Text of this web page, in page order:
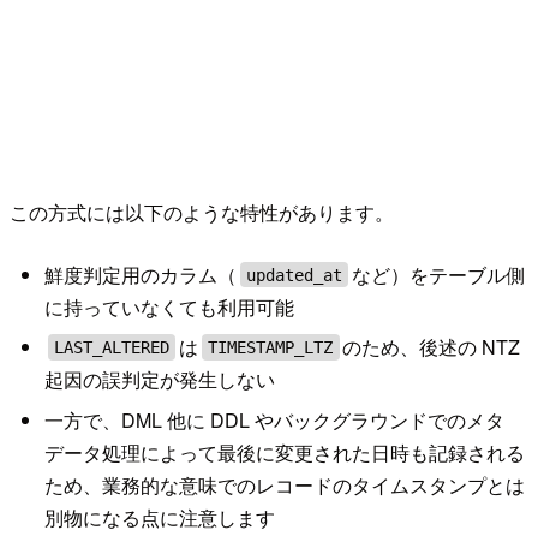
この方式には以下のような特性があります。
鮮度判定用のカラム（ updated_at
など）をテーブル側
に持っていなくても利用可能
LAST_ALTERED は TIMESTAMP_LTZ のため、後述の NTZ
起因の誤判定が発生しない
一方で、DML 他に DDL やバックグラウンドでのメタ
データ処理によって最後に変更された日時も記録される
ため、業務的な意味でのレコードのタイムスタンプとは
別物になる点に注意します